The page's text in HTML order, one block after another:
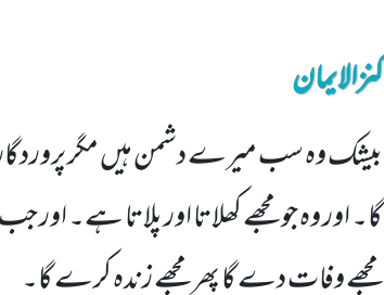
کنزالایمان
بیشک وہ سب میرے دشمن ہیں مگر پروردگارِ
گا۔ اور وہ جو مجھے کھلاتا اور پلاتا ہے۔
مجھے وفات دے گا پھر مجھے زندہ کرے گا۔